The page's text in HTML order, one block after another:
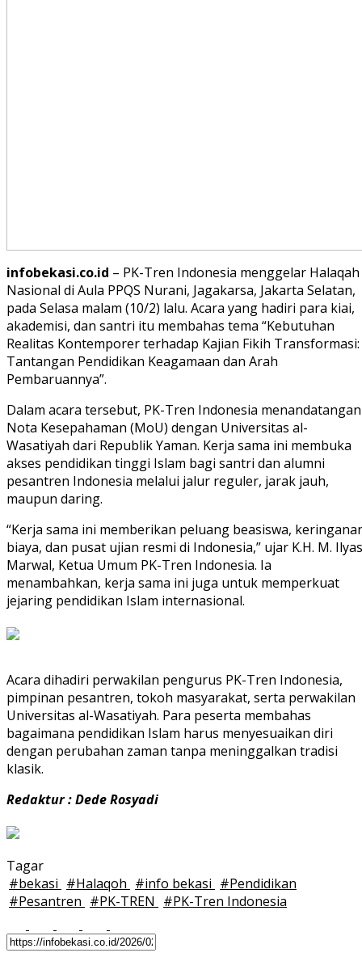
infobekasi.co.id – PK-Tren Indonesia menggelar Halaqah
Nasional di Aula PPQS Nurani, Jagakarsa, Jakarta Selatan,
pada Selasa malam (10/2) lalu. Acara yang hadiri para kiai,
akademisi, dan santri itu membahas tema “Kebutuhan
Realitas Kontemporer terhadap Kajian Fikih Transformasi:
Tantangan Pendidikan Keagamaan dan Arah
Pembaruannya”.
Dalam acara tersebut, PK-Tren Indonesia
Nota Kesepahaman (MoU) dengan Universitas al-
Wasatiyah dari Republik Yaman. Kerja sama ini membuka
akses pendidikan tinggi Islam bagi santri dan alumni
pesantren Indonesia melalui jalur reguler, jarak jauh,
maupun daring.
“Kerja sama ini memberikan peluang beasiswa,
biaya, dan pusat ujian resmi di Indonesia,” ujar K.H. M. Ilyas
Marwal, Ketua Umum PK-Tren Indonesia. Ia
menambahkan, kerja sama ini juga untuk memperkuat
jejaring pendidikan Islam internasional.
Acara dihadiri perwakilan pengurus PK-Tren Indonesia,
pimpinan pesantren, tokoh masyarakat, serta perwakilan
Universitas al-Wasatiyah. Para peserta membahas
bagaimana pendidikan Islam harus menyesuaikan diri
dengan perubahan zaman tanpa meninggalkan tradisi
klasik.
Redaktur : Dede Rosyadi
Tagar
#bekasi #Halaqoh #info bekasi #Pendidikan
#Pesantren #PK-TREN #PK-Tren Indonesia